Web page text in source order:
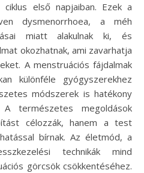
első napjaiban. Ezek a
dysmenorrhoea, a méh
miatt alakulnak ki, és
okozhatnak, ami zavarhatja
A menstruációs fájdalmak
különféle gyógyszerekhez
módszerek is hatékony
természetes megoldások
célozzák, hanem a test
bírnak. Az életmód, a
technikák mind
görcsök csökkentéséhez.